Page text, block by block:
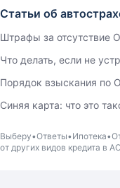
Статьи об
Штрафы за отсутствие
Что делать, если не
Порядок взыскания по
Синяя карта: что это
Выберу Ответы Ипотека
от других видов кредита в